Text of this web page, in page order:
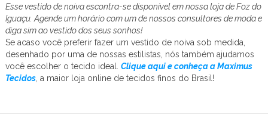
Esse vestido de noiva escontra-se disponível em nossa loja de Foz do
Iguaçu. Agende um horário com um de nossos consultores de moda e
diga sim ao vestido dos seus sonhos!
Se acaso você preferir fazer um vestido de noiva sob medida,
desenhado por uma de nossas estilistas, nós também ajudamos
você escolher o tecido ideal. Clique aqui e conheça a Maximus
Tecidos, a maior loja online de tecidos finos do Brasil!